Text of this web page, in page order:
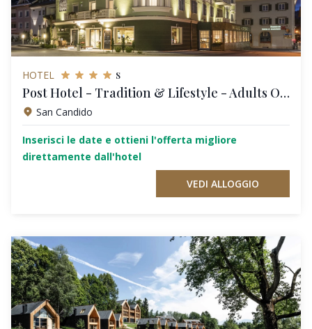
HOTEL s
Post Hotel - Tradition & Lifestyle - Adults Only
San Candido
Inserisci le date e ottieni l'offerta migliore
direttamente dall'hotel
VEDI ALLOGGIO